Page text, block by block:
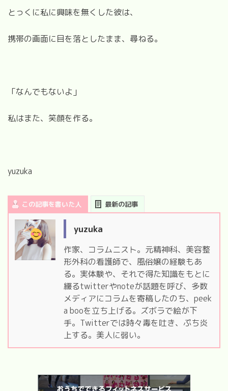
とっくに私に興味を無くした彼は、
携帯の画面に目を落としたまま、尋ねる。
「なんでもないよ」
私はまた、笑顔を作る。
yuzuka
この記事を書いた人 最新の記事
yuzuka
作家、コラムニスト。元精神科、美容整
形外科の看護師で、風俗嬢の経験もあ
る。実体験や、それで得た知識をもとに
綴るtwitterやnoteが話題を呼び、多数
メディアにコラムを寄稿したのち、peek
a booを立ち上げる。ズボラで絵が下
手。Twitterでは時々毒を吐き、ぷち炎
上する。美人に弱い。